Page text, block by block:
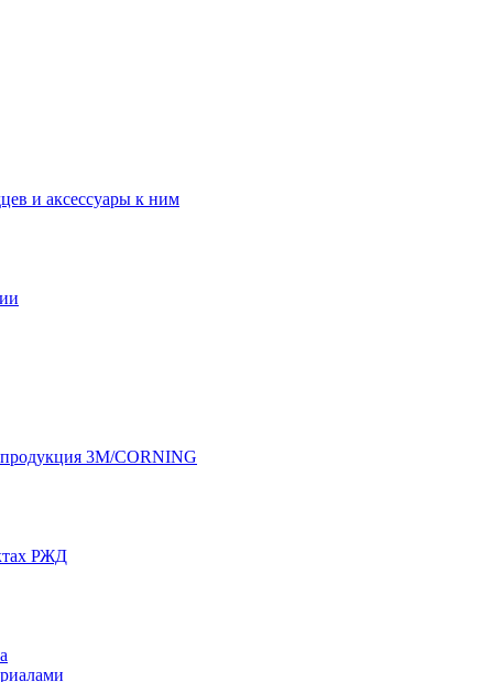
и аксессуары к ним
3M/CORNING
РЖД